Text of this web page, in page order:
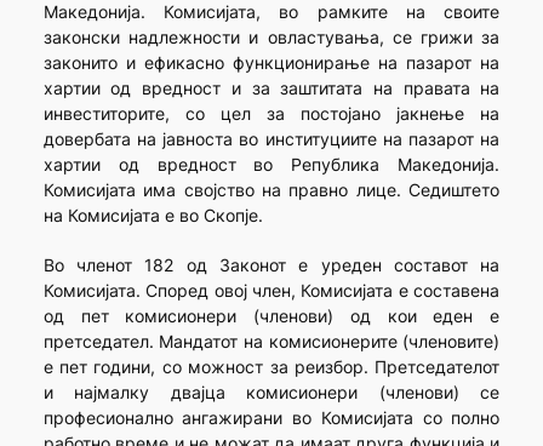
Македонија. Комисијата, во рамките на своите
законски надлежности и овластувања, се грижи за
законито и ефикасно функционирање на пазарот на
хартии од вредност и за заштитата на правата на
инвеститорите, со цел за постојано јакнење на
довербата на јавноста во институциите на пазарот на
хартии од вредност во Република Македонија.
Комисијата има својство на правно лице. Седиштето
на Комисијата е во Скопје.
Во членот 182 од Законот е уреден составот на
Комисијата. Според овој член, Комисијата е составена
од пет комисионери (членови) од кои еден е
претседател. Мандатот на комисионерите (членовите)
е пет години, со можност за реизбор. Претседателот
и најмалку двајца комисионери (членови) се
професионално ангажирани во Комисијата со полно